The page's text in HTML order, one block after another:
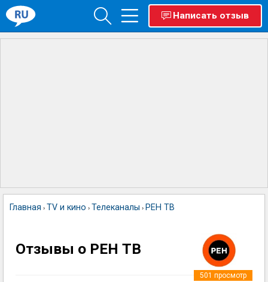
Написать отзыв
Главная › TV и кино › Телеканалы › РЕН ТВ
Отзывы о РЕН ТВ
501 просмотр